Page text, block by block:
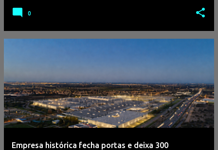
0
Empresa histórica fecha portas e deixa 300